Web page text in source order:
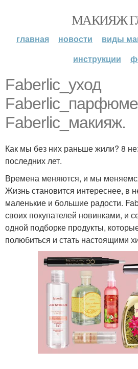
МАКИЯЖ
главная новости виды
инструкции
Faberlic_уход
Faberlic_макияж.
Как мы без них раньше жили? 8
последних лет.
Времена меняются, и мы
Жизнь становится интереснее, в
маленькие и большие радости.
своих покупателей новинками, и
одной подборке продукты,
полюбиться и стать настоящими